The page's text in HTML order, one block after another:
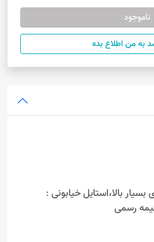
ناموجود
به من اطلاع بده
بالا،استایل خیابونی :
رسمی